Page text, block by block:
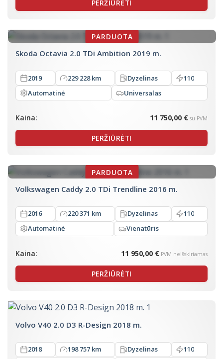
PERŽIŪRĖTI
Skoda Octavia 2.0 TDi Ambition 2019 m.
2019 229 228 km Dyzelinas
110
Automatinė
Universalas
Kaina: 11 750,00 € su PVM
PERŽIŪRĖTI
Volkswagen Caddy 2.0 TDi Trendline 2016 m.
2016 220 371 km Dyzelinas
110
Automatinė
Vienatūris
Kaina: 11 950,00 € PVM neišskiriamas
PERŽIŪRĖTI
Volvo V40 2.0 D3 R-Design 2018 m.
2018 198 757 km Dyzelinas
110